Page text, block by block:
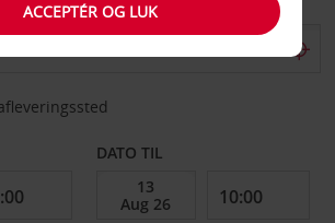
DATO TIL
ACCEPTÉR OG LUK